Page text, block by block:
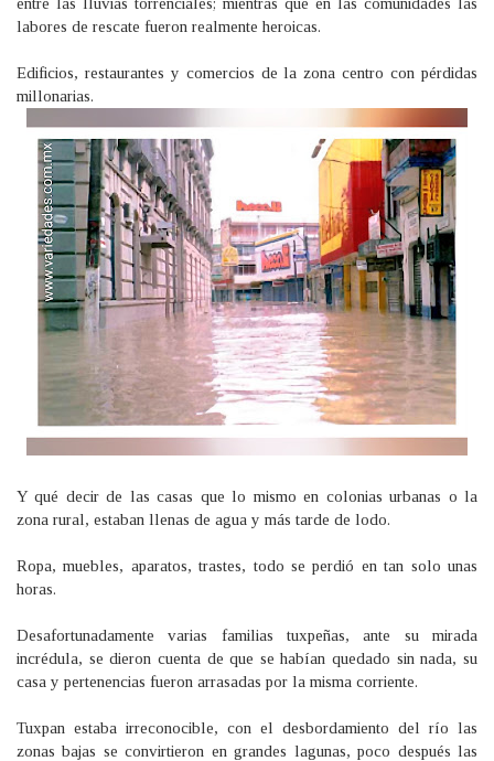
labores de rescate fueron realmente heroicas.
Edificios, restaurantes y comercios de la zona centro con pérdidas
millonarias.
Y qué decir de las casas que lo mismo en colonias urbanas o la
zona rural, estaban llenas de agua y más tarde de lodo.
Ropa, muebles, aparatos, trastes, todo se perdió en tan solo unas
horas.
Desafortunadamente varias familias tuxpeñas, ante su mirada
incrédula, se dieron cuenta de que se habían quedado sin nada, su
casa y pertenencias fueron arrasadas por la misma corriente.
Tuxpan estaba irreconocible, con el desbordamiento del río las
zonas bajas se convirtieron en grandes lagunas, poco después las